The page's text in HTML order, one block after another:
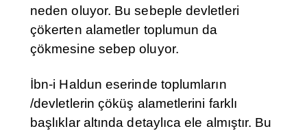
neden oluyor. Bu sebeple devletleri
çökerten alametler toplumun da
çökmesine sebep oluyor.
İbn-i Haldun eserinde toplumların
/devletlerin çöküş alametlerini farklı
başlıklar altında detaylıca ele almıştır. Bu